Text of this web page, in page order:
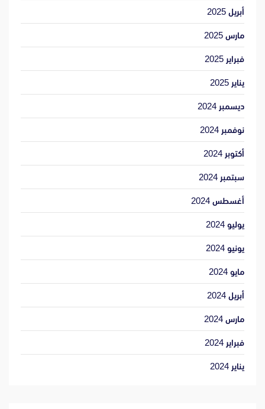
أبريل 2025
مارس 2025
فبراير 2025
يناير 2025
ديسمبر 2024
نوفمبر 2024
أكتوبر 2024
سبتمبر 2024
أغسطس 2024
يوليو 2024
يونيو 2024
مايو 2024
أبريل 2024
مارس 2024
فبراير 2024
يناير 2024